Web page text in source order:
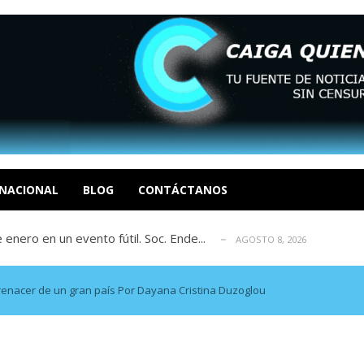
BLOG CONTÁCTANOS
R AGOSTO 8, 2026
Realpolitik y el Desmante... AGOSTO 8, 2026
García AGOSTO 7, 2026
en un evento fútil. Soc. Ende...
Luis Centeno S AGOSTO 8, 2026
R AGOSTO 8, 2026
Realpolitik y el Desmante... AGOSTO 8, 2026
García AGOSTO 7, 2026
de un gran país Por Dayana Cristina Duzoglou